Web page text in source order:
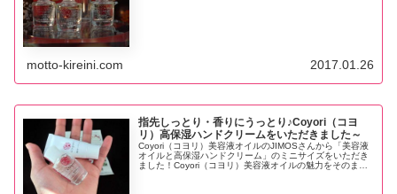
motto-kireini.com 2017.01.26
指先しっとり・香りにうっとり♪Coyori（コヨ
リ）高保湿ハンドクリームをいただきました～
Coyori（コヨリ）美容液オイルのJIMOSさんから「美容液
オイルと高保湿ハンドクリーム」のミニサイズをいただき
ました！Coyori（コヨリ）美容液オイルの魅力をそのまま